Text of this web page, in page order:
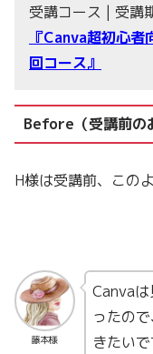
受講コース | 受講
『Canva超初心
回コース』
Before（受講前の
H様は受講前、この
藤本様
Canva
ったの
きたいで